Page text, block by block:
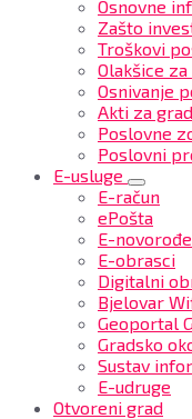
Osnovne
Zašto
Troškovi
Olakšice
Osnivanje
Akti za
Poslovne
Poslovni
E-usluge
E-račun
ePošta
E-
E-obrasci
Digitalni
Bjelovar
Geoportal
Gradsko
Sustav
E-udruge
Otvoreni grad